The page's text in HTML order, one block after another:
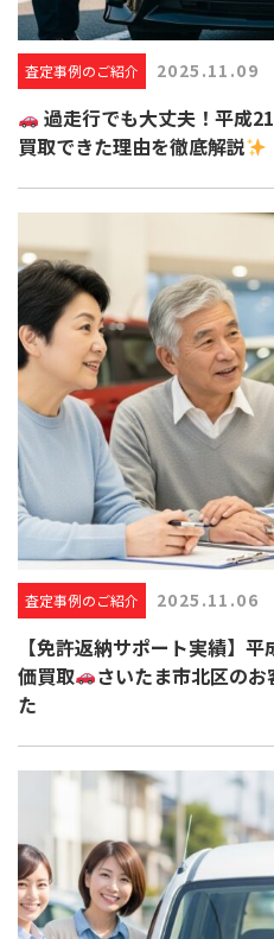
査定事例のご紹介 2025.11.09
過走行でも大丈夫！平成
買取できた理由を徹底解説
査定事例のご紹介 2025.11.06
【免許返納サポート実績】
価買取
さいたま市北区の
た